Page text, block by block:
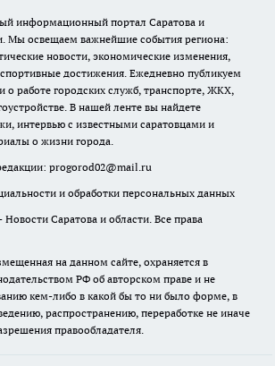
информационный портал Саратова и
Мы освещаем важнейшие события региона:
новости, экономические изменения,
достижения. Ежедневно публикуем
о работе городских служб, транспорте, ЖКХ,
В нашей ленте вы найдете
интервью с известными саратовцами и
о жизни города.
progorod02@mail.ru
и обработки персональных данных
Саратова и области. Все права
на данном сайте, охраняется в
РФ об авторском праве и не
кем-либо в какой бы то ни было форме, в
распространению, переработке не иначе
правообладателя.